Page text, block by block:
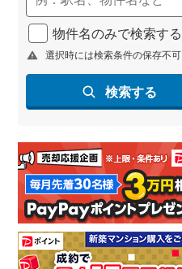
物件名のみで検索する
選択時には検索条件の保存不可
検索する